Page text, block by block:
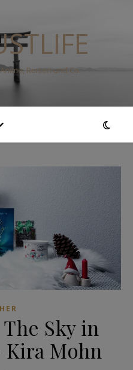
Reisen und Co.
Sky in
Kira Mohn